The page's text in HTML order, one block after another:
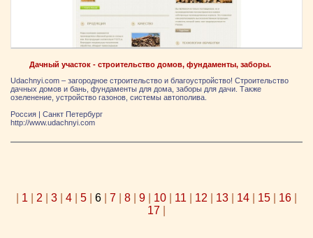
Дачный участок - строительство домов, фундаменты, заборы.
Udachnyi.com – загородное строительство и благоустройство! Строительство
дачных домов и бань, фундаменты для дома, заборы для дачи. Также
озеленение, устройство газонов, системы автополива.
Россия | Санкт Петербург
http://www.udachnyi.com
1 2 3 4 5 6 7 8 9 10 11 12 13 14 15 16
17